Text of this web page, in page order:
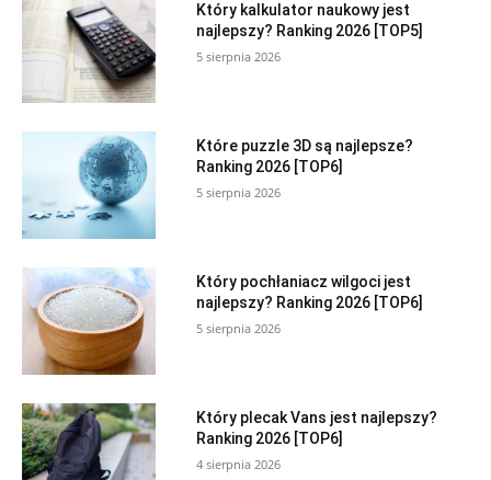
Który kalkulator naukowy jest
najlepszy? Ranking 2026 [TOP5]
5 sierpnia 2026
Które puzzle 3D są najlepsze?
Ranking 2026 [TOP6]
5 sierpnia 2026
Który pochłaniacz wilgoci jest
najlepszy? Ranking 2026 [TOP6]
5 sierpnia 2026
Który plecak Vans jest najlepszy?
Ranking 2026 [TOP6]
4 sierpnia 2026